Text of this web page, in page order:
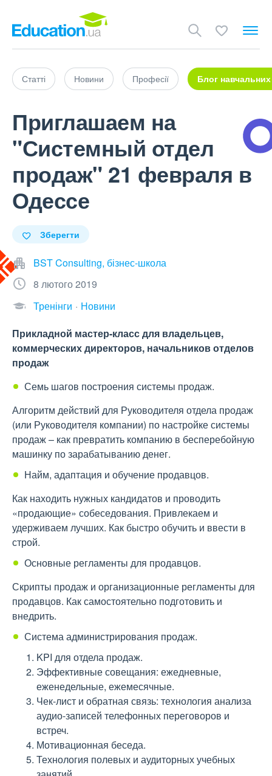
Статті Новини Професії Блог навчальних
Приглашаем на
"Системный отдел
продаж" 21 февраля в
Одессе
Зберегти
BST Consulting, бізнес-школа
8 лютого 2019
Тренінги
Новини
Прикладной мастер-класс для владельцев,
коммерческих директоров, начальников отделов
продаж
Семь шагов построения системы продаж.
Алгоритм действий для Руководителя отдела продаж
(или Руководителя компании) по настройке системы
продаж – как превратить компанию в бесперебойную
машинку по зарабатыванию денег.
Найм, адаптация и обучение продавцов.
Как находить нужных кандидатов и проводить
«продающие» собеседования. Привлекаем и
удерживаем лучших. Как быстро обучить и ввести в
строй.
Основные регламенты для продавцов.
Скрипты продаж и организационные регламенты для
продавцов. Как самостоятельно подготовить и
внедрить.
Система администрирования продаж.
KPI для отдела продаж.
Эффективные совещания: ежедневные,
еженедельные, ежемесячные.
Чек-лист и обратная связь: технология анализа
аудио-записей телефонных переговоров и
встреч.
Мотивационная беседа.
Технология полевых и аудиторных учебных